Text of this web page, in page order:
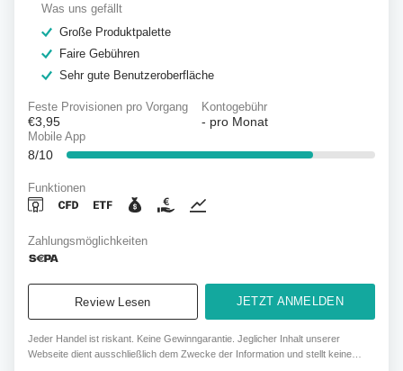
Was uns gefällt
Große Produktpalette
Faire Gebühren
Sehr gute Benutzeroberfläche
Feste Provisionen pro Vorgang
€3,95
Kontogebühr
- pro Monat
Mobile App
8/10
Funktionen
Zahlungsmöglichkeiten
Review Lesen JETZT ANMELDEN
Jeder Handel ist riskant. Keine Gewinngarantie. Jeglicher Inhalt unserer
Webseite dient ausschließlich dem Zwecke der Information und stellt keine